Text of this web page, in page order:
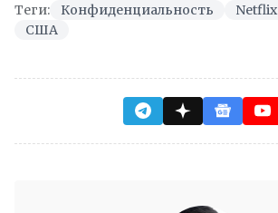
Теги: Конфиденциальность Netflix
США